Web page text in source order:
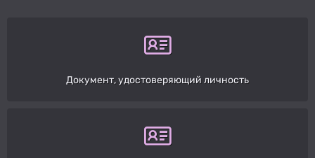
Документ, удостоверяющий личность